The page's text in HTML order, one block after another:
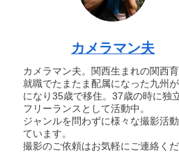
カメラマン夫
カメラマン夫。関西生まれの関西育
就職でたまたま配属になった九州
になり35歳で移住。37歳の時に独
フリーランスとして活動中。
ジャンルを問わずに様々な撮影活
ています。
撮影のご依頼はお気軽にご連絡くだ